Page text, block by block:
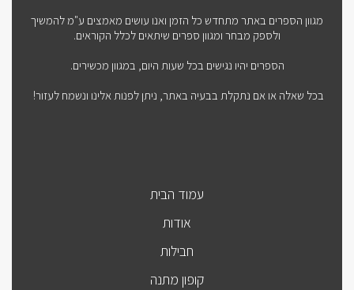
מגוון הספרים באתר מתחדש כל הזמן ואנו עושים מאמצים ע"מ להמשיך
ולספק מבחר ומגוון ספרים שיתאים לכלל הקוראים.
הספרים יהיו נגישים בכל שעות היום, במגוון מכשירים.
בכל שאלה או אם נתקלת בבעיה באתר, ניתן לפנות אלינו ונשמח לעזור!
עמוד הבית
אודות
חבילות
קופון מתנה